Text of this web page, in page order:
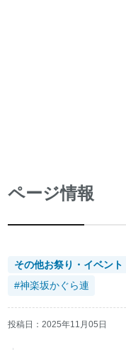
ページ情報
その他お祭り・イベント
#神楽坂かぐら連
投稿日：2025年11月05日